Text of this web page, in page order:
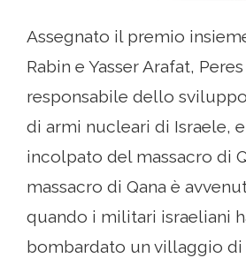
Assegnato il premio
Rabin e Yasser Arafat,
responsabile dello
di armi nucleari di Israele,
incolpato del massacro di
massacro di Qana è
quando i militari israeliani
bombardato un villaggio di